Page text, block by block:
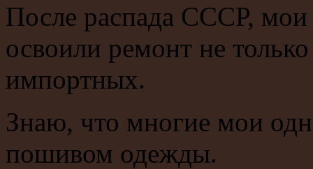
После распада СССР, мои
освоили ремонт не
импортных.
Знаю, что многие мои
пошивом одежды.